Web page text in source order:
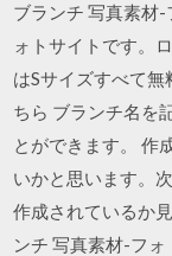
ブランチ 写真素材
ォトサイトです。
はSサイズすべて
ちら ブランチ名を
とができます。 作
いかと思います。
作成されているか
ンチ 写真素材-フ